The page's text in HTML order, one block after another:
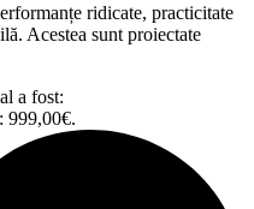
ridicate, practicitate
Acestea sunt proiectate
a fost:
999,00€.